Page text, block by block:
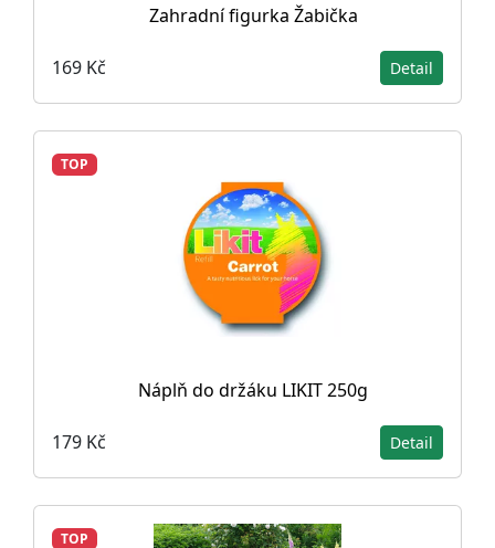
Zahradní figurka Žabička
169 Kč Detail
TOP
Náplň do držáku LIKIT 250g
179 Kč Detail
TOP